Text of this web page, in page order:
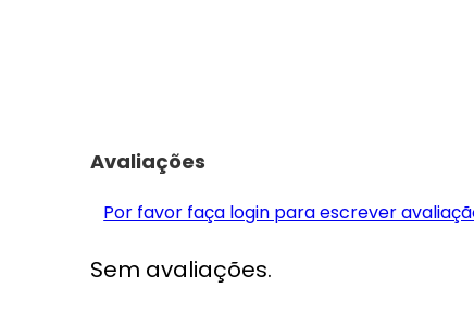
Avaliações
Por favor faça login para escrever
Sem avaliações.